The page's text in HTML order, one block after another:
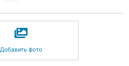
Добавить фото